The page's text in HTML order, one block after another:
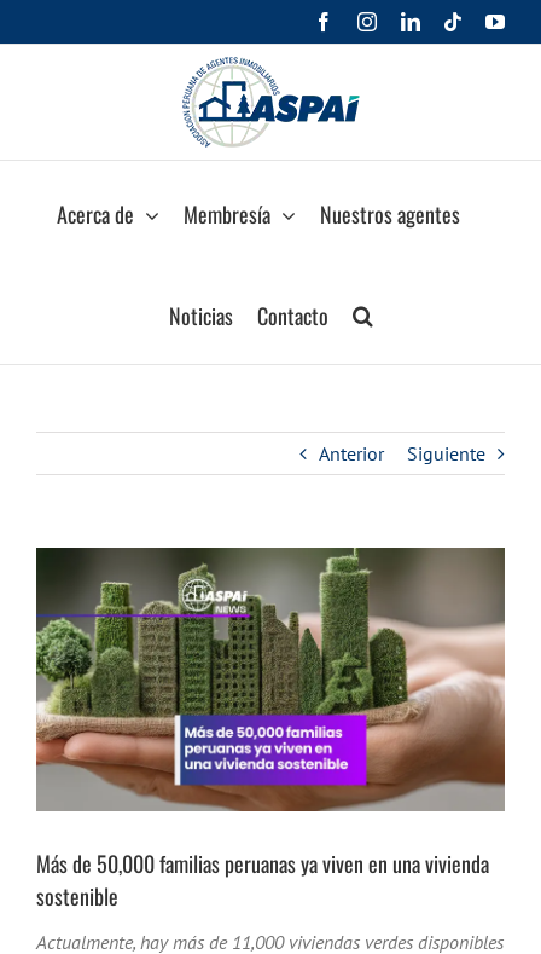
al
FacebookInstagramLinkedIn
Tiktok
Acerca de Membresía Nuestros agentes
Noticias Contacto
Anterior Siguiente
más
grande
Más de 50,000 familias peruanas ya viven en una vivienda
sostenible
Actualmente, hay más de 11,000 viviendas verdes disponibles